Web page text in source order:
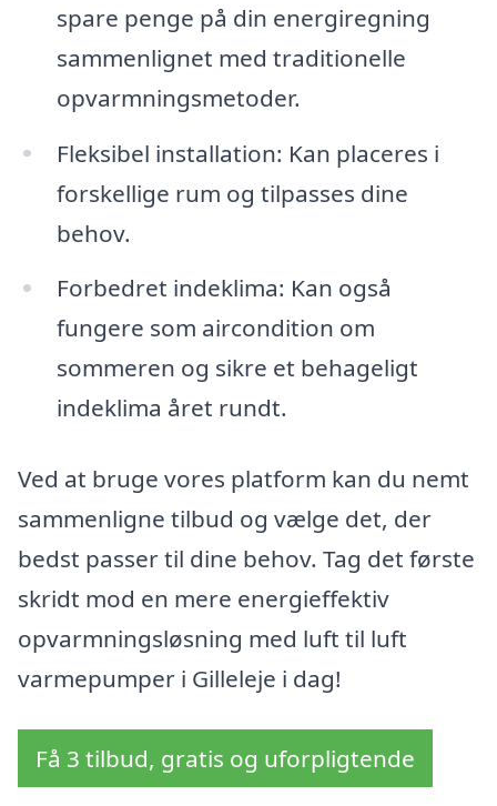
spare penge på din energiregning
sammenlignet med traditionelle
opvarmningsmetoder.
Fleksibel installation: Kan placeres i
forskellige rum og tilpasses dine
behov.
Forbedret indeklima: Kan også
fungere som aircondition om
sommeren og sikre et behageligt
indeklima året rundt.
Ved at bruge vores platform kan du nemt
sammenligne tilbud og vælge det, der
bedst passer til dine behov. Tag det første
skridt mod en mere energieffektiv
opvarmningsløsning med luft til luft
varmepumper i Gilleleje i dag!
Få 3 tilbud, gratis og uforpligtende